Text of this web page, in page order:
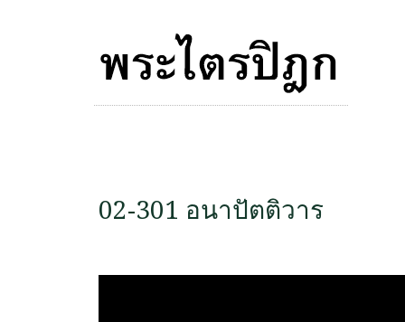
02-301 อนาปัตติวาร